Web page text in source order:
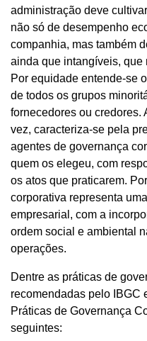
administração deve
não só de desempenho
companhia, mas também
ainda que intangíveis, que
Por equidade entende-se
de todos os grupos
fornecedores ou credores.
vez, caracteriza-se pela
agentes de governança
quem os elegeu, com
os atos que praticarem.
corporativa representa
empresarial, com a
ordem social e ambiental
operações.
Dentre as práticas de
recomendadas pelo IBGC
Práticas de Governança
seguintes: